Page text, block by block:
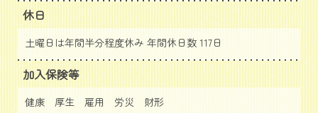
休日
土曜日は年間半分程度休み 年間休日数 117日
加入保険等
健康 厚生 雇用 労災 財形